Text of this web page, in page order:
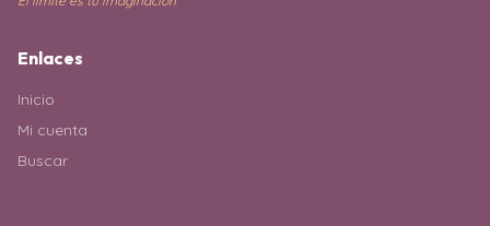
Enlaces
Inicio
Mi cuenta
Buscar